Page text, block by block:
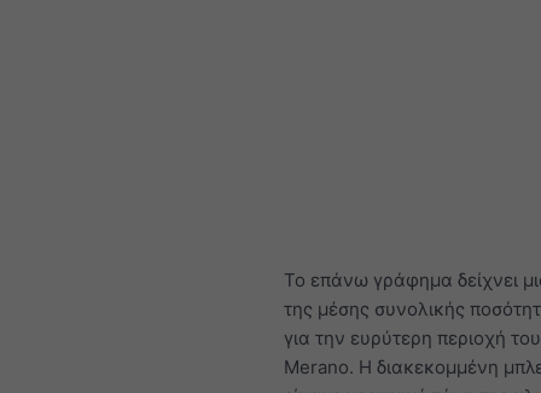
Το επάνω γράφημα δείχνει
της μέσης συνολικής
για την ευρύτερη περιοχή
Merano. Η διακεκομμένη